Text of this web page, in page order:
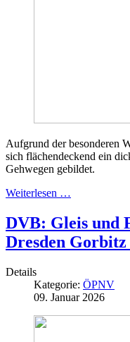
Aufgrund der besonderen
sich flächendeckend ein
Gehwegen gebildet.
Weiterlesen …
DVB: Gleis und
Dresden
Details
Kategorie: ÖPNV
09. Januar 2026